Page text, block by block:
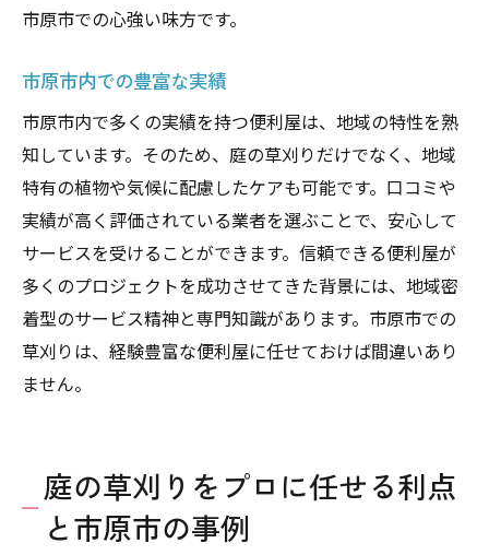
市原市での心強い味方です。
市原市内での豊富な実績
市原市内で多くの実績を持つ便利屋は、地域の特性を熟
知しています。そのため、庭の草刈りだけでなく、地域
特有の植物や気候に配慮したケアも可能です。口コミや
実績が高く評価されている業者を選ぶことで、安心して
サービスを受けることができます。信頼できる便利屋が
多くのプロジェクトを成功させてきた背景には、地域密
着型のサービス精神と専門知識があります。市原市での
草刈りは、経験豊富な便利屋に任せておけば間違いあり
ません。
庭の草刈りをプロに任せる利点
と市原市の事例